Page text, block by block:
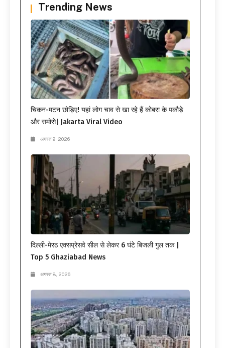
Trending News
चिकन-मटन छोड़िए! यहां लोग चाव से खा रहे हैं कोबरा के पकौड़े
और समोसे| Jakarta Viral Video
अगस्त 9, 2026
दिल्ली-मेरठ एक्सप्रेसवे सील से लेकर 6 घंटे बिजली गुल तक |
Top 5 Ghaziabad News
अगस्त 8, 2026